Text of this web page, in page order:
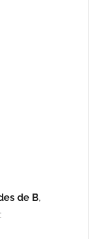
de B,